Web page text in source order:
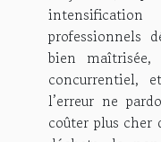
professionnels
bien
concurrentiel,
l’erreur ne
coûter plus cher